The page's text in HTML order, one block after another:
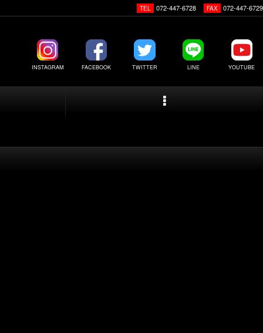
TEL 072-447-6728 FAX 072-447-6729
INSTAGRAM FACEBOOK TWITTER LINE YOUTUBE